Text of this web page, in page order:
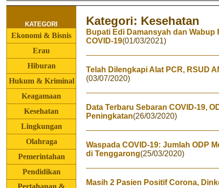
KATEGORI Kategori: Kesehatan
Ekonomi & Bisnis
Erau
Hiburan
Hukum & Kriminal
Keagamaan
Kesehatan
Lingkungan
Olahraga
Pemerintahan
Pendidikan
Pertahanan &
Bupati Edi Damansyah dan
COVID-19(01/03/2021)
Telah Dilengkapi Alat PCR, RSUD
(03/07/2020)
Data Terbaru Sebaran COVID-19,
Peningkatan(26/03/2020)
Waspada COVID-19: Jumlah ODP
di Tenggarong(25/03/2020)
Masih 2 Pasien Positif Corona,